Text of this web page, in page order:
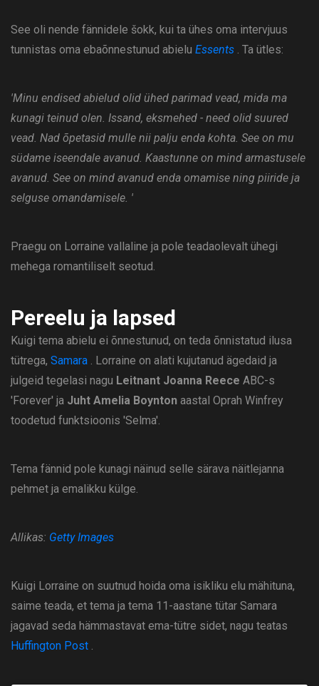
See oli nende fännidele šokk, kui ta ühes oma intervjuus
tunnistas oma ebaõnnestunud abielu Essents . Ta ütles:
'Minu endised abielud olid ühed parimad vead, mida ma
kunagi teinud olen. Issand, eksmehed - need olid suured
vead. Nad õpetasid mulle nii palju enda kohta. See on mu
südame iseendale avanud. Kaastunne on mind armastusele
avanud. See on mind avanud enda omamise ning piiride ja
selguse omandamisele. '
Praegu on Lorraine vallaline ja pole teadaolevalt ühegi
mehega romantiliselt seotud.
Pereelu ja lapsed
Kuigi tema abielu ei õnnestunud, on teda õnnistatud ilusa
tütrega, Samara . Lorraine on alati kujutanud ägedaid ja
julgeid tegelasi nagu Leitnant Joanna Reece ABC-s
'Forever' ja Juht Amelia Boynton aastal Oprah Winfrey
toodetud funktsioonis 'Selma'.
Tema fännid pole kunagi näinud selle särava näitlejanna
pehmet ja emalikku külge.
Allikas: Getty Images
Kuigi Lorraine on suutnud hoida oma isikliku elu mähituna,
saime teada, et tema ja tema 11-aastane tütar Samara
jagavad seda hämmastavat ema-tütre sidet, nagu teatas
Huffington Post .